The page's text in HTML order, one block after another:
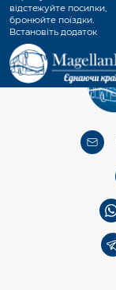
відстежуйте посилки,
бронюйте поїздки.
Встановіть додаток
MagellanBus.